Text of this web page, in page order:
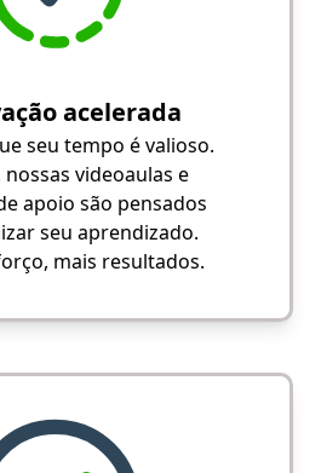
acelerada
seu tempo é valioso.
nossas videoaulas e
apoio são pensados
seu aprendizado.
mais resultados.